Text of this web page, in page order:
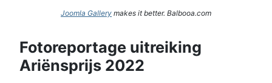
Joomla Gallery makes it better. Balbooa.com
Fotoreportage uitreiking
Ariënsprijs 2022